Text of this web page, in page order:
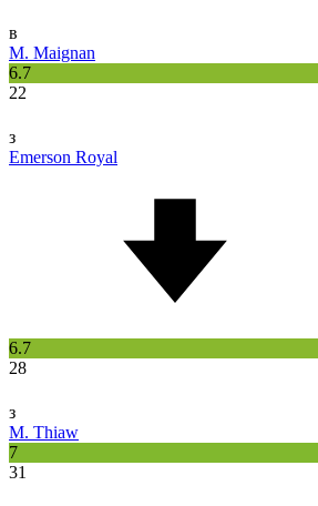
в
M. Maignan
6.7
22
з
Emerson Royal
6.7
28
з
M. Thiaw
7
31